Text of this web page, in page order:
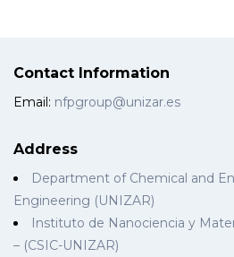
Contact Information
Email: nfpgroup@unizar.es
Address
Department of Chemical and
Engineering (UNIZAR)
Instituto de Nanociencia y
– (CSIC-UNIZAR)